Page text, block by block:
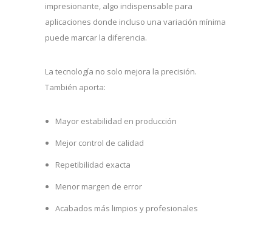
impresionante, algo indispensable para
aplicaciones donde incluso una variación mínima
puede marcar la diferencia.
La tecnología no solo mejora la precisión.
También aporta:
Mayor estabilidad en producción
Mejor control de calidad
Repetibilidad exacta
Menor margen de error
Acabados más limpios y profesionales